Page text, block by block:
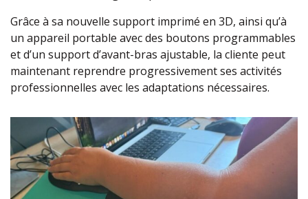
Grâce à sa nouvelle support imprimé en 3D, ainsi qu’à
un appareil portable avec des boutons programmables
et d’un support d’avant-bras ajustable, la cliente peut
maintenant reprendre progressivement ses activités
professionnelles avec les adaptations nécessaires.